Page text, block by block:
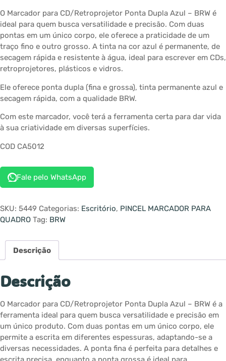
O Marcador para CD/Retroprojetor Ponta Dupla Azul – BRW é
ideal para quem busca versatilidade e precisão. Com duas
pontas em um único corpo, ele oferece a praticidade de um
traço fino e outro grosso. A tinta na cor azul é permanente, de
secagem rápida e resistente à água, ideal para escrever em CDs,
retroprojetores, plásticos e vidros.
Ele oferece ponta dupla (fina e grossa), tinta permanente azul e
secagem rápida, com a qualidade BRW.
Com este marcador, você terá a ferramenta certa para dar vida
à sua criatividade em diversas superfícies.
COD CA5012
Fale pelo WhatsApp
SKU: 5449 Categorias: Escritório, PINCEL MARCADOR PARA
QUADRO Tag: BRW
Descrição
Descrição
O Marcador para CD/Retroprojetor Ponta Dupla Azul – BRW é a
ferramenta ideal para quem busca versatilidade e precisão em
um único produto. Com duas pontas em um único corpo, ele
permite a escrita em diferentes espessuras, adaptando-se a
diversas necessidades. A ponta fina é perfeita para detalhes e